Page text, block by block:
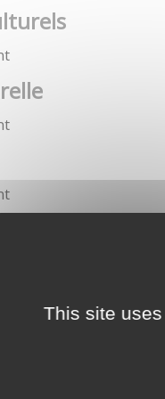
This site